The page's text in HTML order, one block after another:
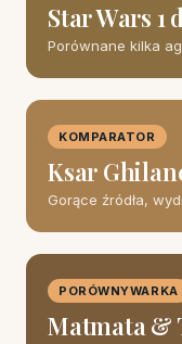
Star Wars 1
Porównane kilka
KOMPARATOR
Ksar
Gorące źródła,
PORÓWNYWARKA
Matmata &